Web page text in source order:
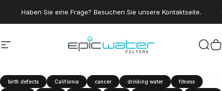
Seitennavigation Epic Water Filters USA
birth defects California cancer drinking water fitness